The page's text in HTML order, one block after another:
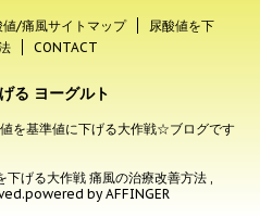
値/痛風サイトマップ
尿酸値を下
CONTACT
る ヨーグルト
を基準値に下げる大作戦☆ブログです
げる大作戦 痛風の治療改善方法 ,
powered by AFFINGER